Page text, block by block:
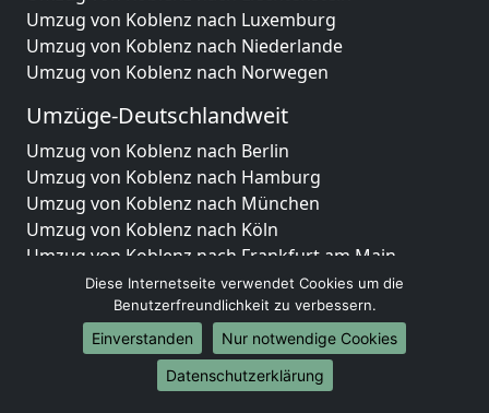
Umzug von Koblenz nach Luxemburg
Umzug von Koblenz nach Niederlande
Umzug von Koblenz nach Norwegen
Umzüge-Deutschlandweit
Umzug von Koblenz nach Berlin
Umzug von Koblenz nach Hamburg
Umzug von Koblenz nach München
Umzug von Koblenz nach Köln
Umzug von Koblenz nach Frankfurt am Main
Umzug von Koblenz nach Stuttgart
Umzug von Koblenz nach Düsseldorf
Umzug von Koblenz nach Leipzig
Umzug von Koblenz nach Dortmund
Umzug von Koblenz nach Essen
Diese Internetseite verwendet Cookies um die
Benutzerfreundlichkeit zu verbessern.
Einverstanden
Nur notwendige Cookies
Datenschutzerklärung